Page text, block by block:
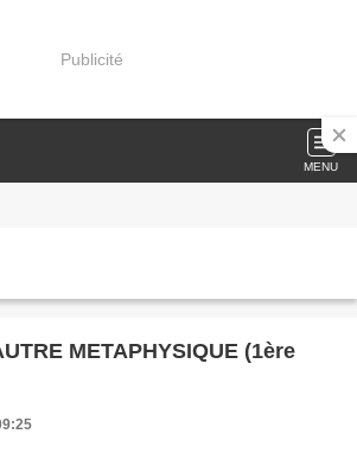
Publicité
MENU
METAPHYSIQUE (1ère